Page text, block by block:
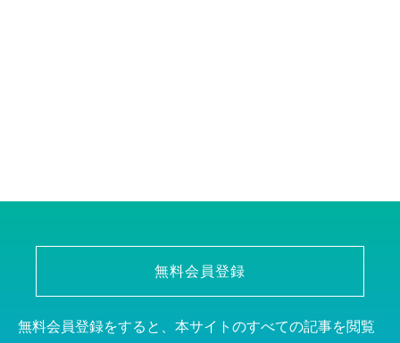
無料会員登録
無料会員登録をすると、本サイトのすべての記事を閲覧